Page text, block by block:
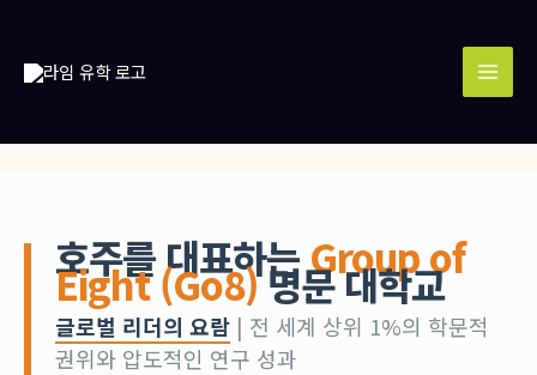
너
호주를 대표하는Group of
Eight (Go8)명문 대학교
글로벌 리더의 요람 | 전 세계 상위 1%의 학문적
권위와 압도적인 연구 성과